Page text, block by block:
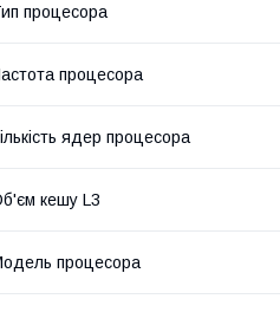
процесора
процесора
ядер процесора
кешу L3
процесора